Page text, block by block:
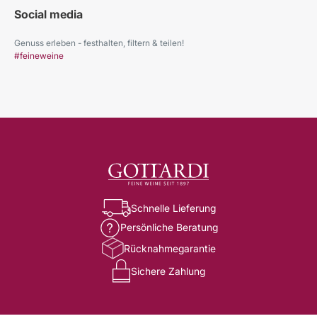
Social media
Genuss erleben - festhalten, filtern & teilen!
#feineweine
Schnelle Lieferung
Persönliche Beratung
Rücknahmegarantie
Sichere Zahlung